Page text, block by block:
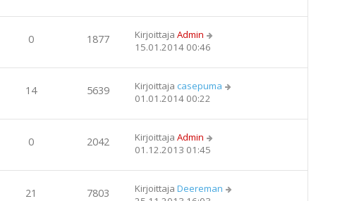
0 1877 Kirjoittaja Admin
15.01.2014 00:46
14 5639 Kirjoittaja casepuma
01.01.2014 00:22
0 2042 Kirjoittaja Admin
01.12.2013 01:45
21 7803 Kirjoittaja Deereman